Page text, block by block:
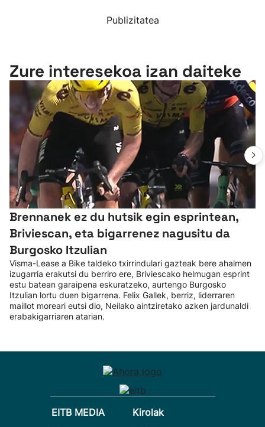
Publizitatea
Zure interesekoa izan daiteke
Brennanek ez du hutsik egin esprintean,
Briviescan, eta bigarrenez nagusitu da
Burgosko Itzulian
Visma-Lease a Bike taldeko txirrindulari gazteak bere ahalmen
izugarria erakutsi du berriro ere, Briviescako helmugan esprint
estu batean garaipena eskuratzeko, aurtengo Burgosko
Itzulian lortu duen bigarrena. Felix Gallek, berriz, liderraren
maillot moreari eutsi dio, Neilako aintziretako azken jardunaldi
erabakigarriaren atarian.
EITB MEDIA
Kirolak